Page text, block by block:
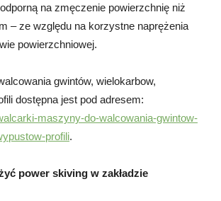
na zmęczenie powierzchnię niż
– ze względu na korzystne naprężenia
powierzchniowej.
gwintów, wielokarbow,
dostępna jest pod adresem:
maszyny-do-walcowania-gwintow-
profili.
power skiving w zakładzie